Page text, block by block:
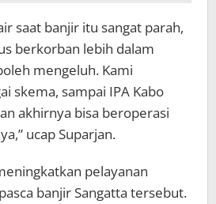
saat banjir itu sangat parah,
berkorban lebih dalam
mengeluh. Kami
skema, sampai IPA Kabo
akhirnya bisa beroperasi
ucap Suparjan.
pelayanan
banjir Sangatta tersebut.